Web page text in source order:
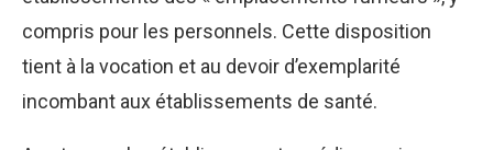
compris pour les personnels. Cette disposition
tient à la vocation et au devoir d’exemplarité
incombant aux établissements de santé.